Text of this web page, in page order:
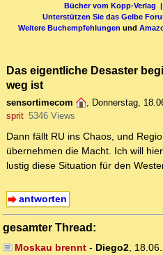
Bücher vom Kopp-Verlag |
Unterstützen Sie das Gelbe
Weitere Buchempfehlungen und
Das eigentliche Desaster
weg ist
sensortimecom , Donnerstag,
sprit 5346 Views
Dann fällt RU ins Chaos, und
übernehmen die Macht. Ich will
lustig diese Situation für den
antworten
gesamter Thread:
Moskau brennt- Diego2,